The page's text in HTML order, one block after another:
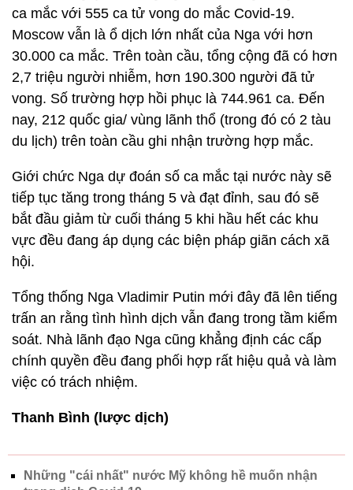
ca mắc với 555 ca tử vong do mắc Covid-19.
Moscow vẫn là ổ dịch lớn nhất của Nga với hơn
30.000 ca mắc. Trên toàn cầu, tổng cộng đã có hơn
2,7 triệu người nhiễm, hơn 190.300 người đã tử
vong. Số trường hợp hồi phục là 744.961 ca. Đến
nay, 212 quốc gia/ vùng lãnh thổ (trong đó có 2 tàu
du lịch) trên toàn cầu ghi nhận trường hợp mắc.
Giới chức Nga dự đoán số ca mắc tại nước này sẽ
tiếp tục tăng trong tháng 5 và đạt đỉnh, sau đó sẽ
bắt đầu giảm từ cuối tháng 5 khi hầu hết các khu
vực đều đang áp dụng các biện pháp giãn cách xã
hội.
Tổng thống Nga Vladimir Putin mới đây đã lên tiếng
trấn an rằng tình hình dịch vẫn đang trong tầm kiểm
soát. Nhà lãnh đạo Nga cũng khẳng định các cấp
chính quyền đều đang phối hợp rất hiệu quả và làm
việc có trách nhiệm.
Thanh Bình (lược dịch)
Những "cái nhất" nước Mỹ không hề muốn nhận